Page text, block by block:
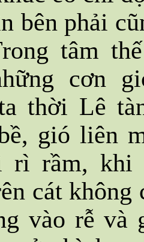
bên phải
tâm
cơn
thời Lê
gió liên
rì rầm, khi
cát không
vào rễ và